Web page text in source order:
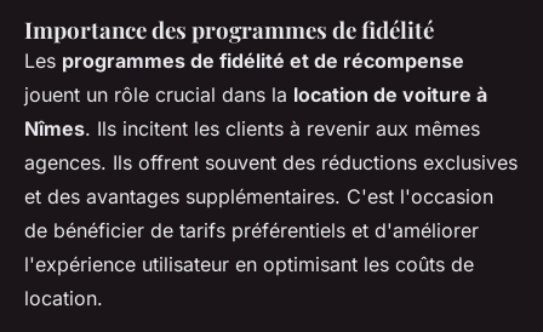
Importance des programmes de fidélité
Les programmes de fidélité et de récompense
jouent un rôle crucial dans la location de voiture à
Nîmes. Ils incitent les clients à revenir aux mêmes
agences. Ils offrent souvent des réductions exclusives
et des avantages supplémentaires. C'est l'occasion
de bénéficier de tarifs préférentiels et d'améliorer
l'expérience utilisateur en optimisant les coûts de
location.